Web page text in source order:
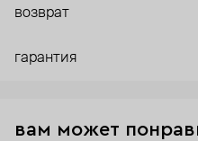
возврат
гарантия
вам может